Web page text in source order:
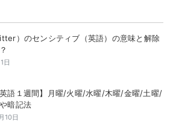
）のセンシティブ（英語）の意味と解除
日
英語１週間】月曜/火曜/水曜/木曜/金曜/土曜/
暗記法
10日